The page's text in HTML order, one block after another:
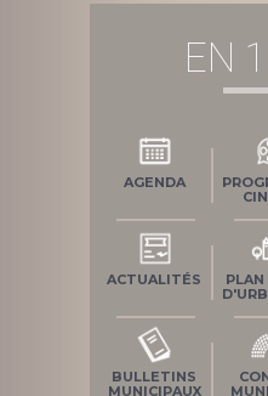
EN
AGENDA
ACTUALITÉS
PLAN
BULLETINS
MUNICIPAUX